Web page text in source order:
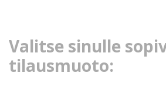
Valitse sinulle
tilausmuoto: